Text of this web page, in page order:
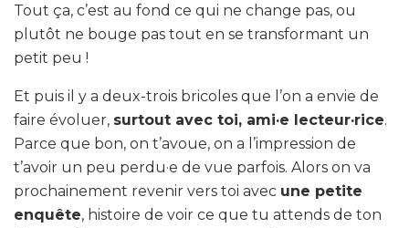
Tout ça, c’est au fond ce qui ne change pas, ou
plutôt ne bouge pas tout en se transformant un
petit peu !
Et puis il y a deux-trois bricoles que l’on a envie de
faire évoluer, surtout avec toi, ami·e lecteur·rice.
Parce que bon, on t’avoue, on a l’impression de
t’avoir un peu perdu·e de vue parfois. Alors on va
prochainement revenir vers toi avec une petite
enquête, histoire de voir ce que tu attends de ton